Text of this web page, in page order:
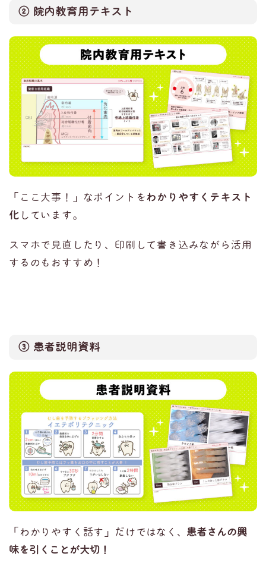
② 院内教育用テキスト
「ここ大事！」なポイントをわかりやすくテキスト
化 しています。
スマホで見直したり、印刷して書き込みながら活用
するのもおすすめ！
③ 患者説明資料
「わかりやすく話す」だけではなく、 患者さんの興
味を引くことが大切！